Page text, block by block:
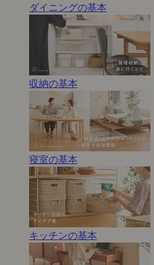
ダイニングの基本
収納の基本
寝室の基本
キッチンの基本